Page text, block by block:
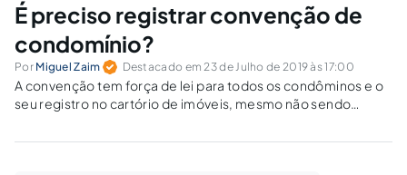
É preciso registrar convenção de
condomínio?
Por Miguel Zaim Destacado em 23 de Julho de 2019 às 17:00
A convenção tem força de lei para todos os condôminos e o
seu registro no cartório de imóveis, mesmo não sendo
erga omnes, podendo ser oposta contra terceiros.